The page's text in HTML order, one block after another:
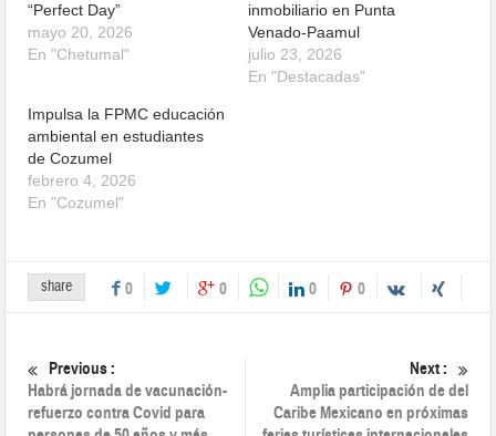
“Perfect Day”
mayo 20, 2026
En "Chetumal"
inmobiliario en Punta
Venado-Paamul
julio 23, 2026
En "Destacadas"
Impulsa la FPMC educación
ambiental en estudiantes
de Cozumel
febrero 4, 2026
En "Cozumel"
share 0 0 0 0
Previous :
Habrá jornada de vacunación-
refuerzo contra Covid para
Next :
Amplia participación de del
Caribe Mexicano en próximas